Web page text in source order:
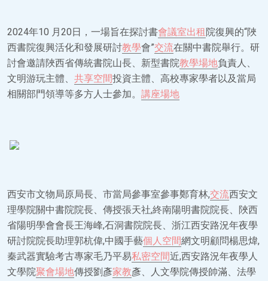
2024年10 月20日，一場旨在探討書會議室出租院復興的“陜
西書院復興活化和發展研討教學會”交流在關中書院舉行。研
討會邀請陜西省傳統書院山長、新型書院教學場地負責人、
文明游玩主體、 共享空間投資主體、高校專家學者以及當局
相關部門領導等多方人士參加。 講座場地
西安市文物局原局長、市當局參事室參事鄭育林,交流西安文
理學院關中書院院長、傳授張天社,終南陽明書院院長、陜西
省陽明學會會長王海峰,石洞書院院長、浙江西安路況年夜學
研討院院長助理郭杭偉,中國手藝個人空間網文明顧問楊思煒,
秦武器實驗考古專家毛乃平易私密空間近,西安路況年夜學人
文學院聚會場地傳授劉彥家教彥、人文學院傳授帥滿、法學